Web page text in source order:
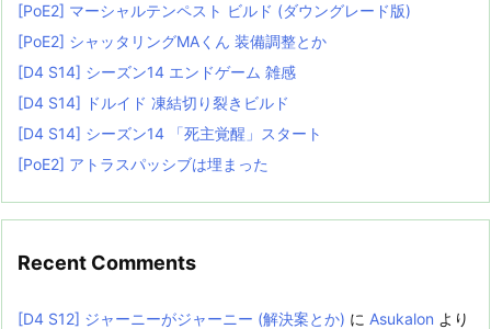
[PoE2] マーシャルテンペスト ビルド (ダウングレード版)
[PoE2] シャッタリングMAくん 装備調整とか
[D4 S14] シーズン14 エンドゲーム 雑感
[D4 S14] ドルイド 凍結切り裂きビルド
[D4 S14] シーズン14 「死主覚醒」スタート
[PoE2] アトラスパッシブは埋まった
Recent Comments
[D4 S12] ジャーニーがジャーニー (解決案とか) に Asukalon より